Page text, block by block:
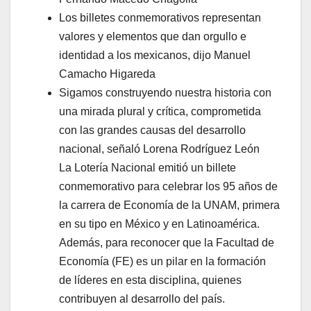
Los billetes conmemorativos representan
valores y elementos que dan orgullo e
identidad a los mexicanos, dijo Manuel
Camacho Higareda
Sigamos construyendo nuestra historia con
una mirada plural y crítica, comprometida
con las grandes causas del desarrollo
nacional, señaló Lorena Rodríguez León
La Lotería Nacional emitió un billete
conmemorativo para celebrar los 95 años de
la carrera de Economía de la UNAM, primera
en su tipo en México y en Latinoamérica.
Además, para reconocer que la Facultad de
Economía (FE) es un pilar en la formación
de líderes en esta disciplina, quienes
contribuyen al desarrollo del país.